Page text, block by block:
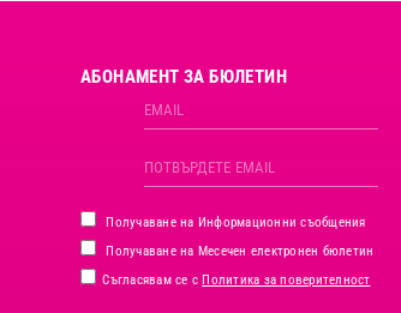
АБОНАМЕНТ ЗА БЮЛЕТИН
Получаване на Информационни съобщения
Получаване на Месечен електронен бюлетин
Съгласявам се сПолитика за поверителност